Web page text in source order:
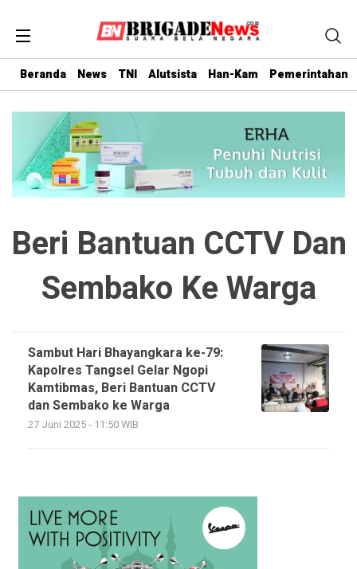
Beranda News TNI Alutsista Han-Kam Pemerintahan
Beri Bantuan CCTV Dan
Sembako Ke Warga
Sambut Hari Bhayangkara ke-79:
Kapolres Tangsel Gelar Ngopi
Kamtibmas, Beri Bantuan CCTV
dan Sembako ke Warga
27 Juni 2025 - 11:50 WIB